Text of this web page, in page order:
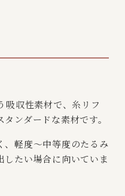
吸収性素材で、糸リフ
ンダードな素材です。
、軽度〜中等度のたるみ
たい場合に向いていま